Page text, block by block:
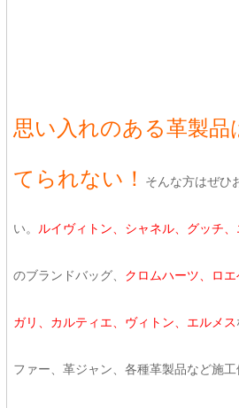
思い入れのある革製品
てられない！ そんな方はぜひ
い。 ルイヴィトン、シャネル、グッチ
のブランドバッグ、 クロムハーツ、ロ
ガリ、カルティエ、ヴィトン、エルメス
ファー、革ジャン、各種革製品など施工